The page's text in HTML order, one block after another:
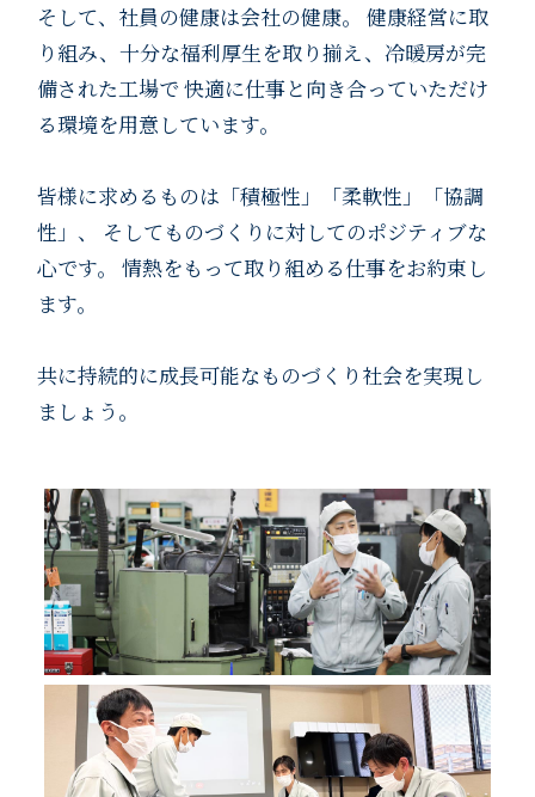
そして、社員の健康は会社の健康。 健康経営に取
り組み、十分な福利厚生を取り揃え、冷暖房が完
備された工場で 快適に仕事と向き合っていただけ
る環境を用意しています。
皆様に求めるものは「積極性」「柔軟性」「協調
性」、
そしてものづくりに対してのポジティブな
心です。 情熱をもって取り組める仕事をお約束し
ます。
共に持続的に成長可能なものづくり社会を実現し
ましょう。